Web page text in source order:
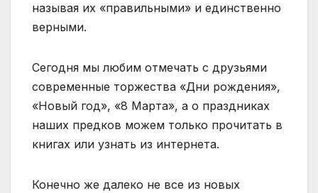
называя их «правильными» и единственно
верными.
Сегодня мы любим отмечать с друзьями
современные торжества «Дни рождения»,
«Новый год», «8 Марта», а о праздниках
наших предков можем только прочитать в
книгах или узнать из интернета.
Конечно же далеко не все из новых